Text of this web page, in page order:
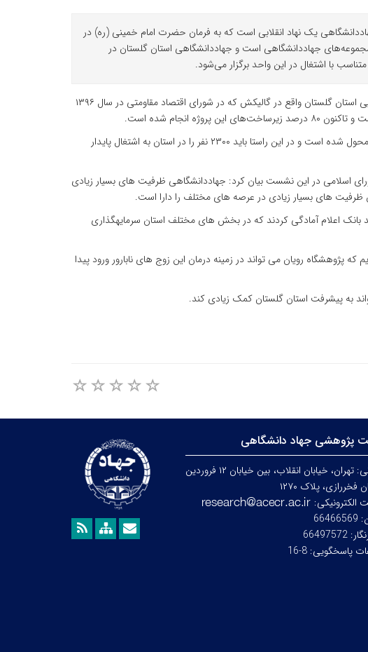
یک نهاد انقلابی است که به فرمان حضرت امام خمینی (ره) در
مجموعه‌های جهاددانشگاهی است و جهاددانشگاهی استان گلستان در
با اشتغال در این واحد برگزار می‌شود.
سرپرست جهاددانشگاهی گلستان اظهار کرد: دهکده گیاهان دارویی استان گلستان واقع در گالیکش که در شورای اقتصاد مقاومتی در سال ۱۳۹۶
انجام شده است.
وی بیان کرد: طرح ملی توسعه مشاغل خانگی به جهاددانشگاهی محول شده است و در این راستا باید ۲۳۰۰ نفر را در استان به اشتغال پایدار
اسلامی در این نشست بیان کرد: جهاددانشگاهی ظرفیت های بسیار زیادی
ظرفیت های بسیار زیادی در عرصه های مختلف را دارا است.
اعلام آمادگی کردند که در بخش های مختلف استان سرمایهگذاری
پژوهشگاه رویان می تواند در زمینه درمان این زوج های نابارور ورود پیدا
به پیشرفت استان گلستان کمک زیادی کند.
پژوهشی جهاد دانشگاهی
تهران، خیابان انقلاب، بین خیابان ۱۲ فروردین
فخررازی، پلاک ۱۲۷۰
الکترونیکی:
66466569
66497572
پاسخگویی:8-16